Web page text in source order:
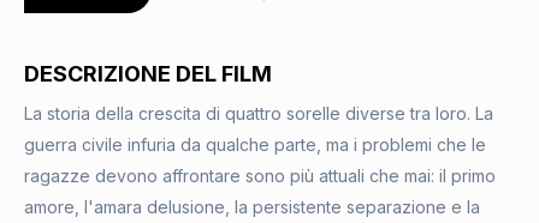
DESCRIZIONE DEL FILM
La storia della crescita di quattro sorelle diverse tra loro. La
guerra civile infuria da qualche parte, ma i problemi che le
ragazze devono affrontare sono più attuali che mai: il primo
amore, l'amara delusione, la persistente separazione e la